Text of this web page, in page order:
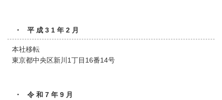
・ 平成31年2月
本社移転
東京都中央区新川1丁目16番14号
・ 令和7年9月